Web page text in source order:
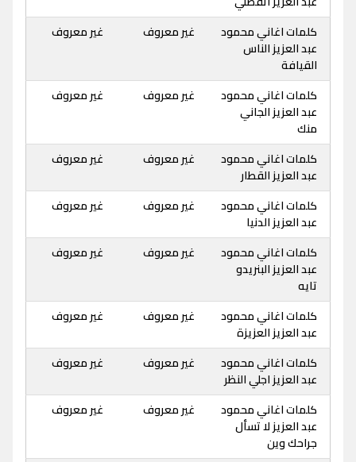
كلمات اغاني محمود
عبد العزيز الناس
القيافة
غير معروف غير معروف
كلمات اغاني محمود
عبد العزيز الجاني
منك
غير معروف غير معروف
كلمات اغاني محمود
عبد العزيز القطار
غير معروف غير معروف
كلمات اغاني محمود
عبد العزيز الدنيا
غير معروف غير معروف
كلمات اغاني محمود
عبد العزيز البنريدو
تايه
غير معروف غير معروف
كلمات اغاني محمود
عبد العزيز العزيزة
غير معروف غير معروف
كلمات اغاني محمود
عبد العزيز اجلي النظر
غير معروف غير معروف
كلمات اغاني محمود
عبد العزيز لا تسأل
جراحك وين
غير معروف غير معروف